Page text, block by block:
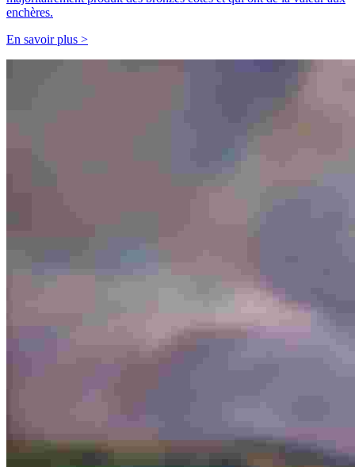
enchères.
En savoir plus >